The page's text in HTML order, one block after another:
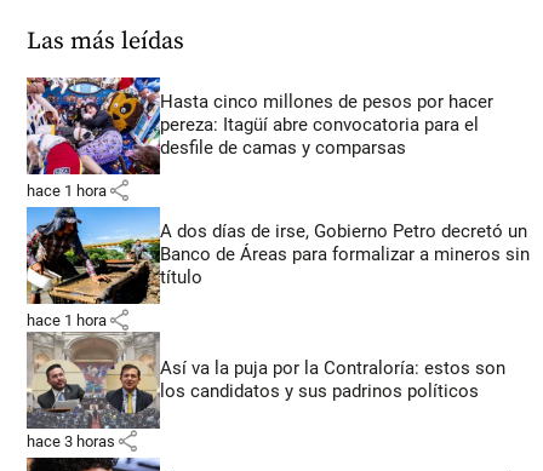
Las más leídas
Hasta cinco millones de pesos por hacer
pereza: Itagüí abre convocatoria para el
desfile de camas y comparsas
hace 1 hora share
A dos días de irse, Gobierno Petro decretó un
Banco de Áreas para formalizar a mineros sin
título
hace 1 hora share
Así va la puja por la Contraloría: estos son
los candidatos y sus padrinos políticos
hace 3 horas share